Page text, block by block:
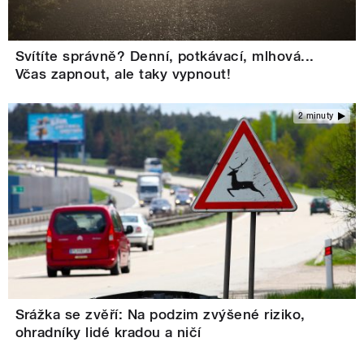
Svítíte správně? Denní, potkávací, mlhová...
Včas zapnout, ale taky vypnout!
2 minuty
Srážka se zvěří: Na podzim zvýšené riziko,
ohradníky lidé kradou a ničí